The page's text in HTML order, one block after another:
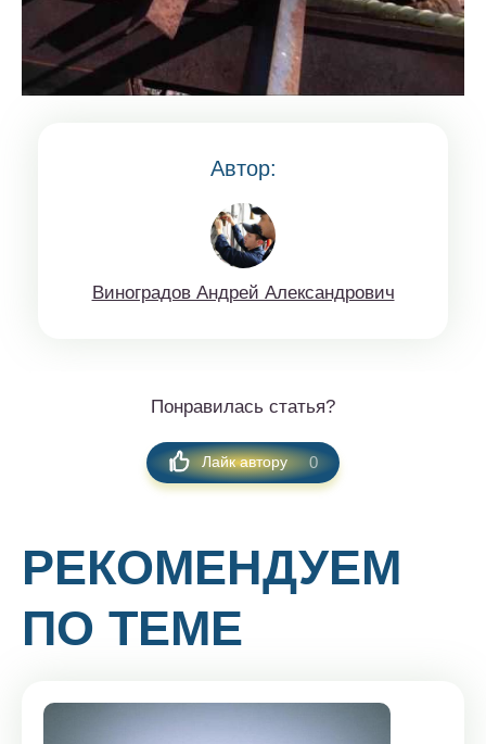
Автор:
Винoгрaдов Aндрeй Aлексaндрoвич
Понравилась статья?
Лайк автору 0
РЕКОМЕНДУЕМ
ПО ТЕМЕ